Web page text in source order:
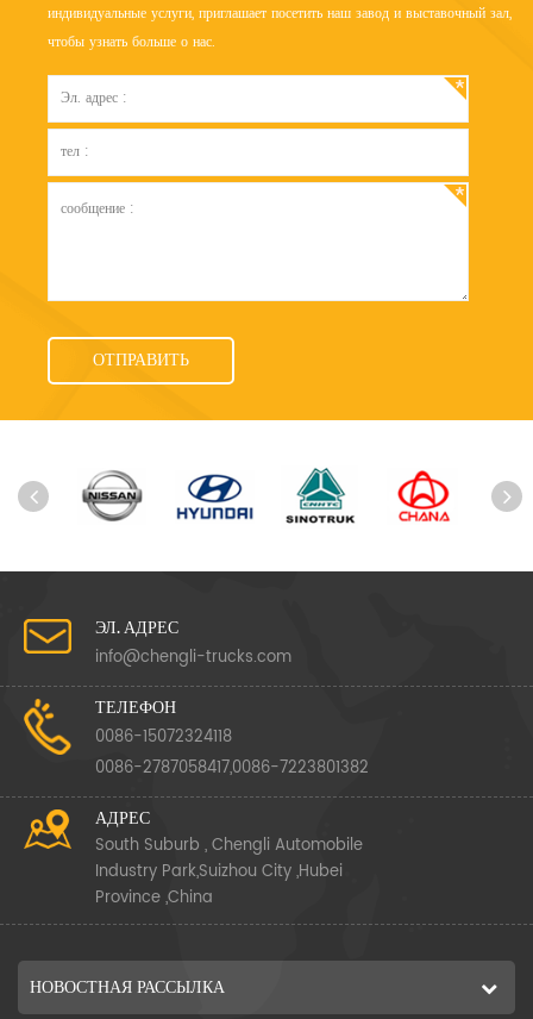
индивидуальные услуги, приглашает посетить наш завод и выставочный зал,
чтобы узнать больше о нас.
ЭЛ. АДРЕС
info@chengli-trucks.com
ТЕЛЕФОН
0086-15072324118
0086-2787058417,0086-7223801382
АДРЕС
South Suburb , Chengli Automobile
Industry Park,Suizhou City ,Hubei
Province ,China
НОВОСТНАЯ РАССЫЛКА